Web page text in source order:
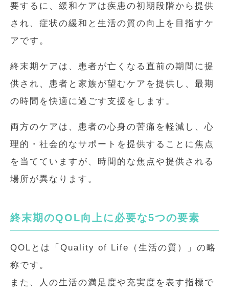
要するに、緩和ケアは疾患の初期段階から提供
され、症状の緩和と生活の質の向上を目指すケ
アです。
終末期ケアは、患者が亡くなる直前の期間に提
供され、患者と家族が望むケアを提供し、最期
の時間を快適に過ごす支援をします。
両方のケアは、患者の心身の苦痛を軽減し、心
理的・社会的なサポートを提供することに焦点
を当てていますが、時間的な焦点や提供される
場所が異なります。
終末期のQOL向上に必要な5つの要素
QOLとは「Quality of Life（生活の質）」の略
称です。
また、人の生活の満足度や充実度を表す指標で